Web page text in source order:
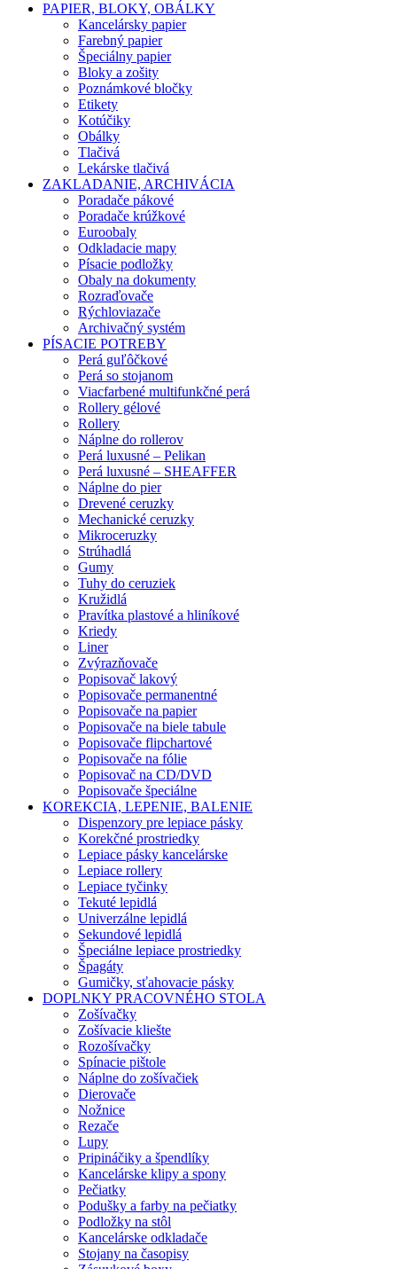
PAPIER, BLOKY, OBÁLKY
Kancelársky papier
Farebný papier
Špeciálny papier
Bloky a zošity
Poznámkové bločky
Etikety
Kotúčiky
Obálky
Tlačivá
Lekárske tlačivá
ZAKLADANIE, ARCHIVÁCIA
Poradače pákové
Poradače krúžkové
Euroobaly
Odkladacie mapy
Písacie podložky
Obaly na dokumenty
Rozraďovače
Rýchloviazače
Archivačný systém
PÍSACIE POTREBY
Perá guľôčkové
Perá so stojanom
Viacfarbené multifunkčné perá
Rollery gélové
Rollery
Náplne do rollerov
Perá luxusné – Pelikan
Perá luxusné – SHEAFFER
Náplne do pier
Drevené ceruzky
Mechanické ceruzky
Mikroceruzky
Strúhadlá
Gumy
Tuhy do ceruziek
Kružidlá
Pravítka plastové a hliníkové
Kriedy
Liner
Zvýrazňovače
Popisovač lakový
Popisovače permanentné
Popisovače na papier
Popisovače na biele tabule
Popisovače flipchartové
Popisovače na fólie
Popisovač na CD/DVD
Popisovače špeciálne
KOREKCIA, LEPENIE, BALENIE
Dispenzory pre lepiace pásky
Korekčné prostriedky
Lepiace pásky kancelárske
Lepiace rollery
Lepiace tyčinky
Tekuté lepidlá
Univerzálne lepidlá
Sekundové lepidlá
Špeciálne lepiace prostriedky
Špagáty
Gumičky, sťahovacie pásky
DOPLNKY PRACOVNÉHO STOLA
Zošívačky
Zošívacie kliešte
Rozošívačky
Spínacie pištole
Náplne do zošívačiek
Dierovače
Nožnice
Rezače
Lupy
Pripináčiky a špendlíky
Kancelárske klipy a spony
Pečiatky
Podušky a farby na pečiatky
Podložky na stôl
Kancelárske odkladače
Stojany na časopisy